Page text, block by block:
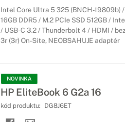
Intel Core Ultra 5 325 (BNCH-19809b)
16GB DDR5 / M.2 PCIe SSD 512GB /
/ USB-C 3.2 / Thunderbolt 4 / HDMI /
3r (3r) On-Site, NEOBSAHUJE adaptér
NOVINKA
HP EliteBook 6 G2a 16
kód produktu: DG8J6ET